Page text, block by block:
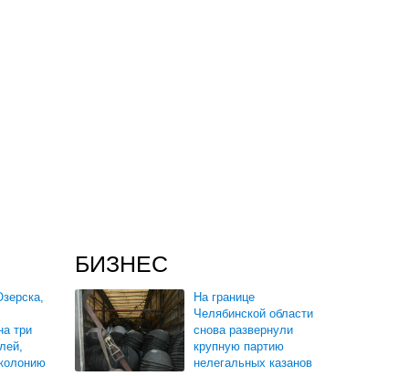
три
БИЗНЕС
На границе
Челябинской области
снова развернули
крупную партию
нелегальных казанов